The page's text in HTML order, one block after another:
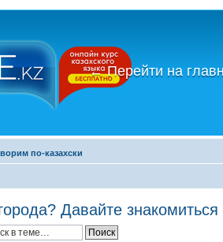
←Перейти на
по-казахски
Давайте знакомиться